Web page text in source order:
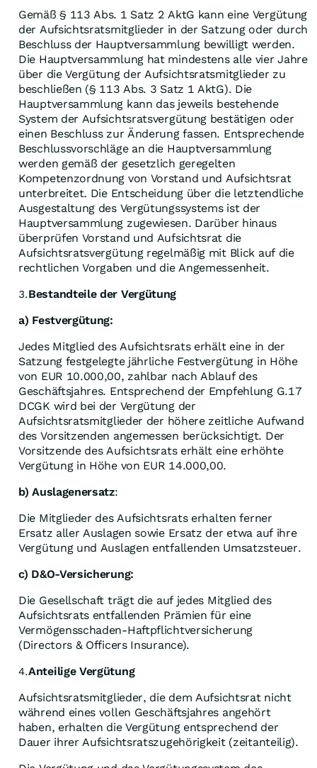
Gemäß § 113 Abs. 1 Satz 2 AktG kann eine Vergütung
der Aufsichtsratsmitglieder in der Satzung oder durch
Beschluss der Hauptversammlung bewilligt werden.
Die Hauptversammlung hat mindestens alle vier Jahre
über die Vergütung der Aufsichtsratsmitglieder zu
beschließen (§ 113 Abs. 3 Satz 1 AktG). Die
Hauptversammlung kann das jeweils bestehende
System der Aufsichtsratsvergütung bestätigen oder
einen Beschluss zur Änderung fassen. Entsprechende
Beschlussvorschläge an die Hauptversammlung
werden gemäß der gesetzlich geregelten
Kompetenzordnung von Vorstand und Aufsichtsrat
unterbreitet. Die Entscheidung über die letztendliche
Ausgestaltung des Vergütungssystems ist der
Hauptversammlung zugewiesen. Darüber hinaus
überprüfen Vorstand und Aufsichtsrat die
Aufsichtsratsvergütung regelmäßig mit Blick auf die
rechtlichen Vorgaben und die Angemessenheit.
3.Bestandteile der Vergütung
a) Festvergütung:
Jedes Mitglied des Aufsichtsrats erhält eine in der
Satzung festgelegte jährliche Festvergütung in Höhe
von EUR 10.000,00, zahlbar nach Ablauf des
Geschäftsjahres. Entsprechend der Empfehlung G.17
DCGK wird bei der Vergütung der
Aufsichtsratsmitglieder der höhere zeitliche Aufwand
des Vorsitzenden angemessen berücksichtigt. Der
Vorsitzende des Aufsichtsrats erhält eine erhöhte
Vergütung in Höhe von EUR 14.000,00.
b) Auslagenersatz:
Die Mitglieder des Aufsichtsrats erhalten ferner
Ersatz aller Auslagen sowie Ersatz der etwa auf ihre
Vergütung und Auslagen entfallenden Umsatzsteuer.
c) D&O-Versicherung:
Die Gesellschaft trägt die auf jedes Mitglied des
Aufsichtsrats entfallenden Prämien für eine
Vermögensschaden-Haftpflichtversicherung
(Directors & Officers Insurance).
4.Anteilige Vergütung
Aufsichtsratsmitglieder, die dem Aufsichtsrat nicht
während eines vollen Geschäftsjahres angehört
haben, erhalten die Vergütung entsprechend der
Dauer ihrer Aufsichtsratszugehörigkeit (zeitanteilig).